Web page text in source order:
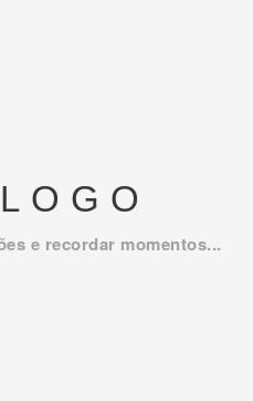
e recordar momentos...